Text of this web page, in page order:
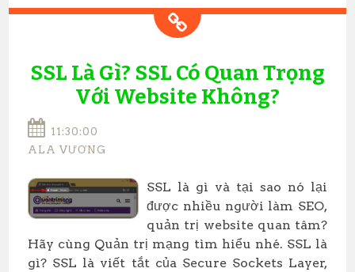
SSL Là Gì? SSL Có Quan Trọng
Với Website Không?
11:30:00
ALA VƯƠNG
​SSL là gì và tại sao nó lại
được nhiều người làm SEO,
quản trị website quan tâm?
Hãy cùng Quản trị mạng tìm hiểu nhé. SSL là
gì? SSL là viết tắt của Secure Sockets Layer,